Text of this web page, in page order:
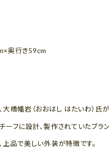
奥行き59cm
大橋幡岩（おおはし はたいわ）氏
ーフに設計、製作されていたブラ
上品で美しい外装が特徴です。